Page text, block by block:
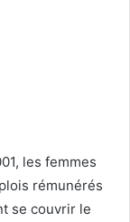
les femmes
rémunérés
se couvrir le